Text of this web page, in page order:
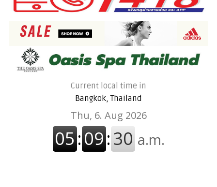
Current local time in
Bangkok, Thailand